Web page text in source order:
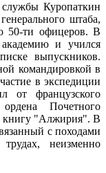
службы Куропаткин
штаба,
50-ти офицеров. В
и учился
выпускников.
командировкой в
в экспедиции
от французского
ордена Почетного
книгу "Алжирия". В
с походами
неизменно